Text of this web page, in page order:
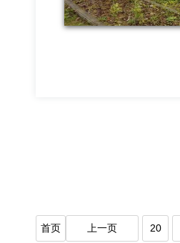
首页 上一页 20